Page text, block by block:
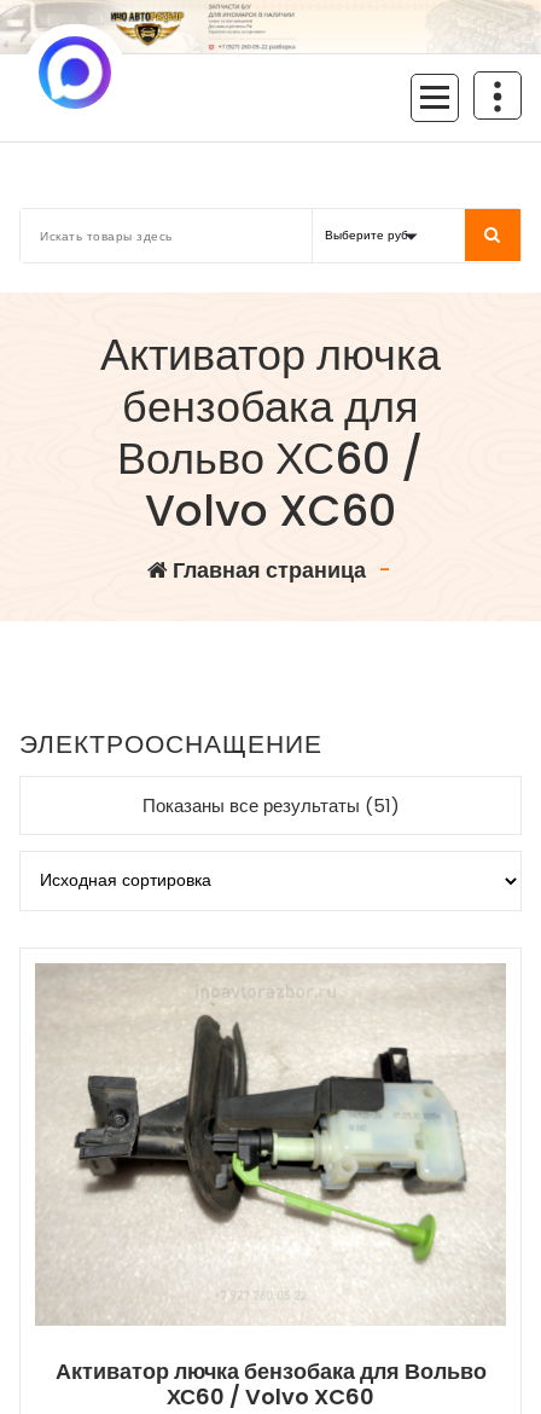
Перейти
к
содержимому
Активатор лючка
бензобака для
Вольво ХС60 /
Volvo XC60
Главная страница-
ЭЛЕКТРООСНАЩЕНИЕ
Показаны все результаты (51)
Активатор лючка бензобака для Вольво
ХС60 / Volvo XC60